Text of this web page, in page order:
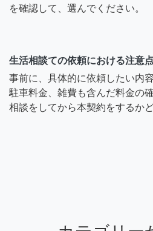
を確認して、選んでください。
生活相談ての依頼における注意
事前に、具体的に依頼したい内
駐車料金、雑費も含んだ料金の
相談をしてから本契約をするか